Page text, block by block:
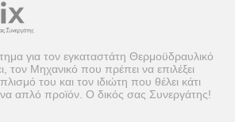
για τον εγκαταστάτη Θερμοϋδραυλικό
τον Μηχανικό που πρέπει να επιλέξει
του και τον ιδιώτη που θέλει κάτι
απλό προϊόν. Ο δικός σας Συνεργάτης!